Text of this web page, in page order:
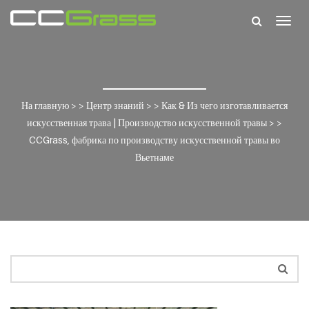
На главную > > Центр знаний > > Как & Из чего изготавливается
искусственная трава | Производство искусственной травы > >
CCGrass, фабрика по производству искусственной травы во
Вьетнаме